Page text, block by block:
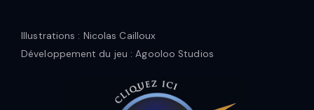
Illustrations : Nicolas Cailloux
Développement du jeu : Agooloo Studios